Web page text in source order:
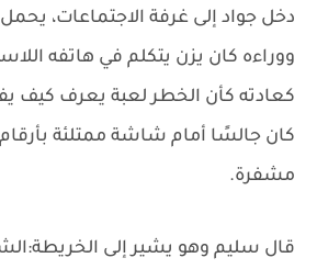
دخل جواد إلى غرفة الاجتماعات،
ووراءه كان يزن يتكلم في هاتفه
كعادته كأن الخطر لعبة يعرف كيف
كان جالسًا أمام شاشة ممتلئة
مشفرة.
قال سليم وهو يشير إلى